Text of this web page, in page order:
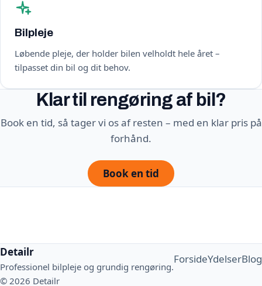
Bilpleje
Løbende pleje, der holder bilen velholdt hele året –
tilpasset din bil og dit behov.
Klar til rengøring af bil?
Book en tid, så tager vi os af resten – med en klar pris på
forhånd.
Book en tid
Detailr
Professionel bilpleje og grundig rengøring.
ForsideYdelserBlog
© 2026 Detailr